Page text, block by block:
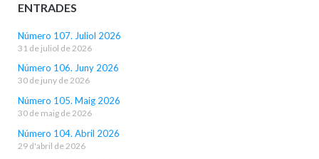
ENTRADES
Número 107. Juliol 2026
31 de juliol de 2026
Número 106. Juny 2026
30 de juny de 2026
Número 105. Maig 2026
30 de maig de 2026
Número 104. Abril 2026
29 d'abril de 2026